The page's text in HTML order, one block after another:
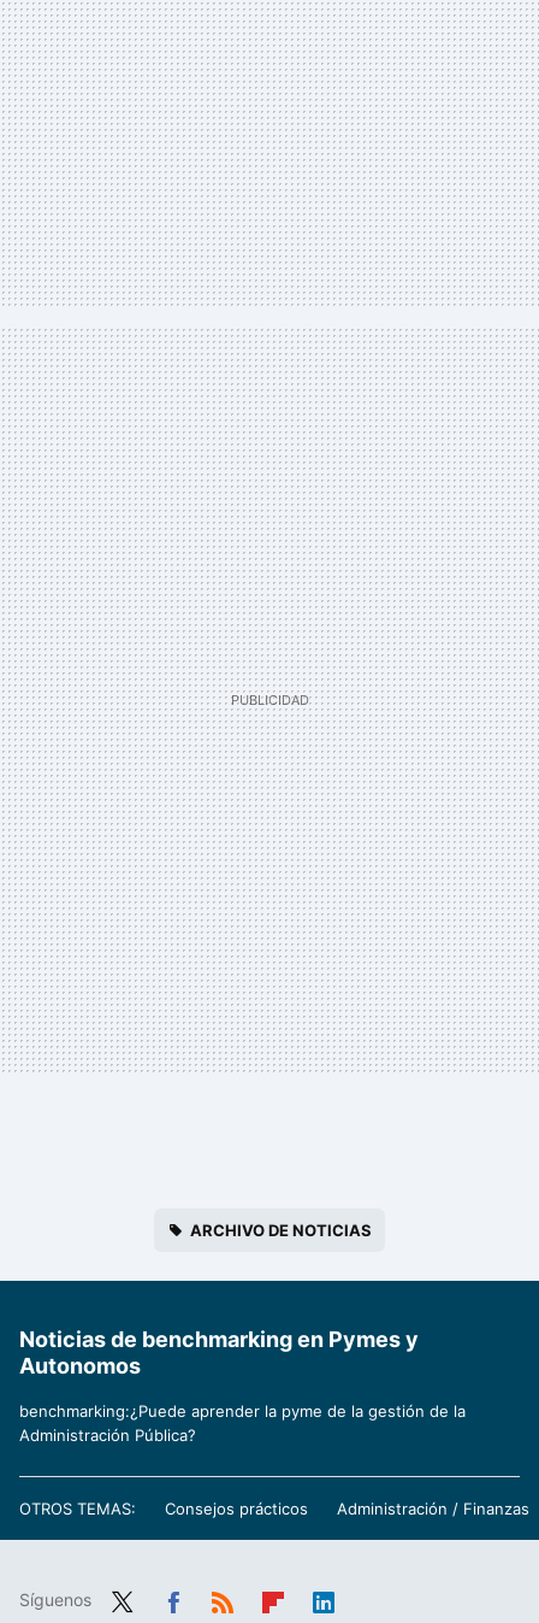
ARCHIVO DE NOTICIAS
Noticias de benchmarking en Pymes y
Autonomos
benchmarking:¿Puede aprender la pyme de la gestión de la
Administración Pública?
OTROS TEMAS: Consejos prácticos Administración / Finanzas
Síguenos